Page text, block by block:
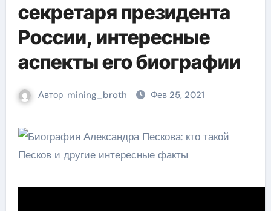
секретаря президента
России, интересные
аспекты его биографии
Автор mining_broth Фев 25, 2021